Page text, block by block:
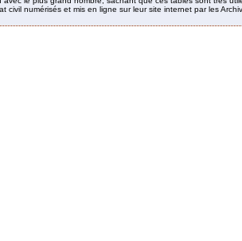
civil numérisés et mis en ligne sur leur site internet par les